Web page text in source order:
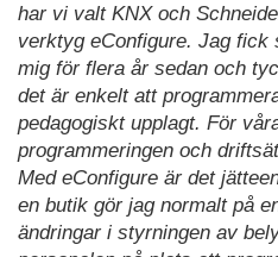
har vi valt KNX och
verktyg eConfigure. Jag
mig för flera år sedan och
det är enkelt att
pedagogiskt upplagt. För
programmeringen och
Med eConfigure är det
en butik gör jag normalt på
ändringar i styrningen av